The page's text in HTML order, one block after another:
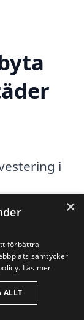
i
och
och
finns
som
×
förbättra
samtycker
Läs mer
ALLT